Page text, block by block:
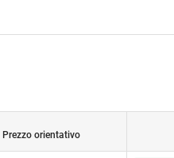
Prezzo orientativo